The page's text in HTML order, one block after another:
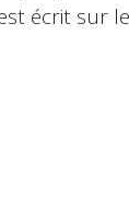
écrit sur le